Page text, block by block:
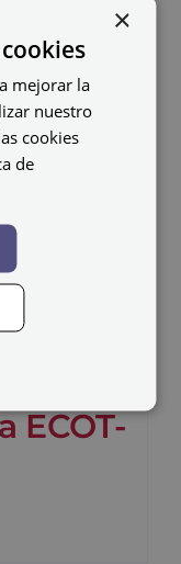
ECOT-
×
mejorar la
nuestro
cookies
de